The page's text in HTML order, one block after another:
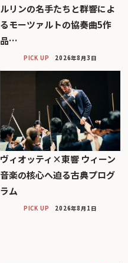
ルリンの名手たちと群響によ
るモーツァルトの協奏曲5作
品…
PICK UP 2026年8月3日
ヴィオッティ×東響 ウィーン
音楽の核心へ迫る古典プログ
ラム
PICK UP 2026年8月1日